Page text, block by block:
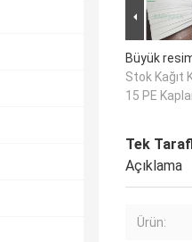
Büyük
Stok Kağıt
15 PE
Tek
Açıklama
Ürün: